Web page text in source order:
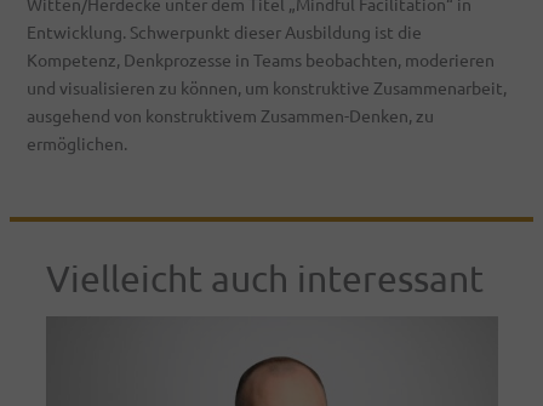
Entwicklung. Schwerpunkt dieser Ausbildung ist die
Kompetenz, Denkprozesse in Teams beobachten, moderieren
und visualisieren zu können, um konstruktive Zusammenarbeit,
ausgehend von konstruktivem Zusammen-Denken, zu
ermöglichen.
Vielleicht auch interessant